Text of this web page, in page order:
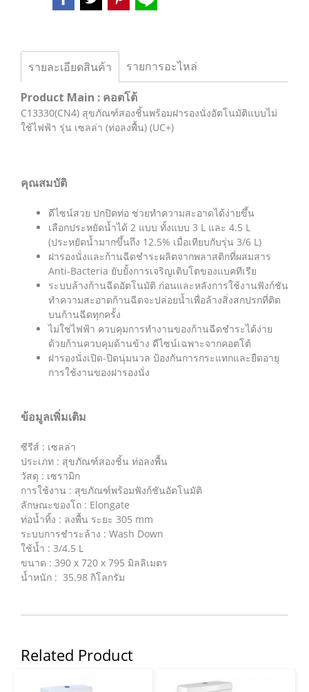
รายละเอียดสินค้า รายการอะไหล่
Product Main : คอตโต้
C13330(CN4) สุขภัณฑ์สองชิ้นพร้อมฝารองนั่งอัตโนมัติแบบไม่
ใช้ไฟฟ้า รุ่น เซลล่า (ท่อลงพื้น) (UC+)
คุณสมบัติ
ดีไซน์สวย ปกปิดท่อ ช่วยทำความสะอาดได้ง่ายขึ้น
เลือกประหยัดน้ำได้ 2 แบบ ทั้งแบบ 3 L และ 4.5 L
(ประหยัดน้ำมากขึ้นถึง 12.5% เมื่อเทียบกับรุ่น 3/6 L)
ฝารองนั่งและก้านฉีดชำระผลิตจากพลาสติกที่ผสมสาร
Anti-Bacteria ยับยั้งการเจริญเติบโตของแบคทีเรีย
ระบบล้างก้านฉีดอัตโนมัติ ก่อนและหลังการใช้งานฟังก์ชัน
ทำความสะอาดก้านฉีดจะปล่อยน้ำเพื่อล้างสิ่งสกปรกที่ติด
บนก้านฉีดทุกครั้ง
ไม่ใช่ไฟฟ้า ควบคุมการทำงานของก้านฉีดชำระได้ง่าย
ด้วยก้านควบคุมด้านข้าง ดีไซน์เฉพาะจากคอตโต้
ฝารองนั่งเปิด-ปิดนุ่มนวล ป้องกันการกระแทกและยืดอายุ
การใช้งานของฝารองนั่ง
ข้อมูลเพิ่มเติม
ซีรีส์ : เซลล่า
ประเภท : สุขภัณฑ์สองชิ้น ท่อลงพื้น
วัสดุ : เซรามิก
การใช้งาน : สุขภัณฑ์พร้อมฟังก์ชันอัตโนมัติ
ลักษณะของโถ : Elongate
ท่อน้ำทิ้ง : ลงพื้น ระยะ 305 mm
ระบบการชำระล้าง : Wash Down
ใช้น้ำ : 3/4.5 L
ขนาด : 390 x 720 x 795 มิลลิเมตร
น้ำหนัก : 35.98 กิโลกรัม
Related Product